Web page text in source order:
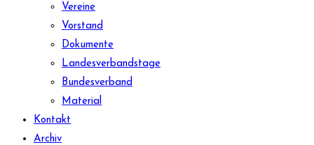
Vereine
Vorstand
Dokumente
Landesverbandstage
Bundesverband
Material
Kontakt
Archiv